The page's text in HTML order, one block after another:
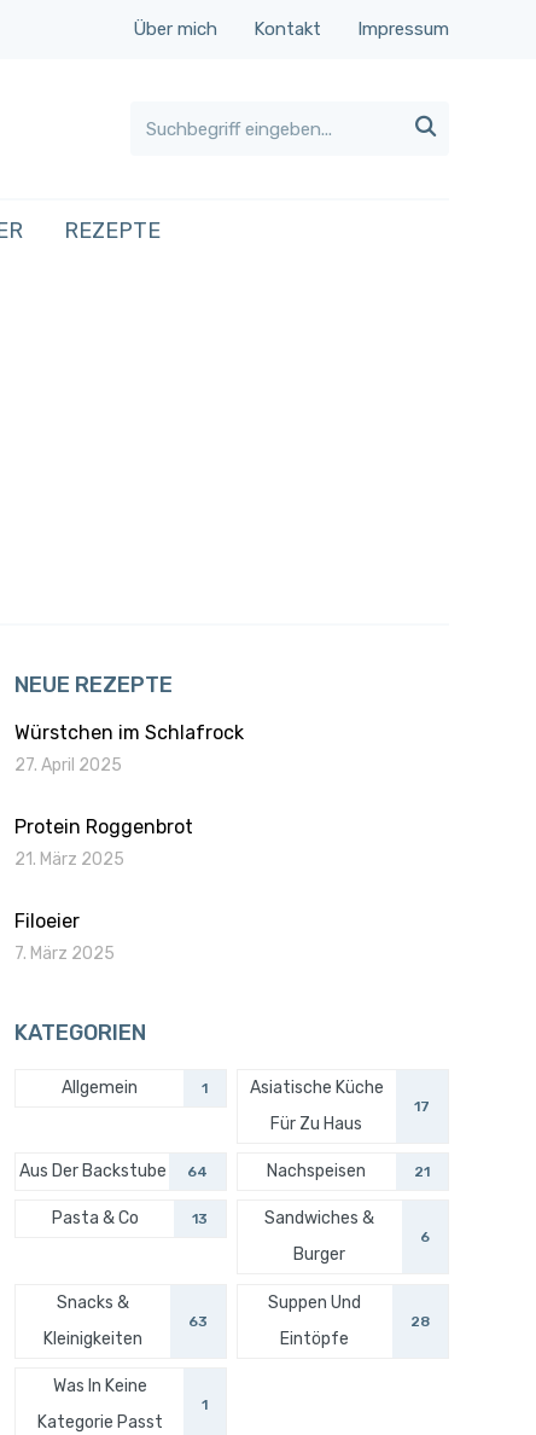
Über mich Kontakt Impressum

REZEPTE
NEUE REZEPTE
Würstchen im Schlafrock
27. April 2025
Protein Roggenbrot
21. März 2025
Filoeier
7. März 2025
KATEGORIEN
Allgemein 1
Asiatische Küche
Für Zu Haus
17
Aus Der Backstube 64 Nachspeisen 21
Pasta & Co 13
Sandwiches &
Burger
6
Snacks &
Kleinigkeiten
63
Suppen Und
Eintöpfe
28
Was In Keine
Kategorie Passt
1